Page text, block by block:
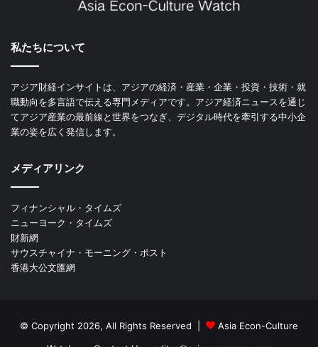
私たちについて
アジア財経インサイトは、アジアの経済・産業・企業・投資・技術・就
職動向を多言語で伝える専門メディアです。アジア経済ニュースを通じ
てアジア産業の最前線と世界をつなぎ、デジタル時代を牽引する中小企
業の姿を広く発信します。
メディアリンク
フィナンシャル・タイムズ
ニューヨーク・タイムズ
財新網
サウスチャイナ・モーニング・ポスト
香港大公文匯網
© Copyright 2026, All Rights Reserved |
Asia Econ-Culture